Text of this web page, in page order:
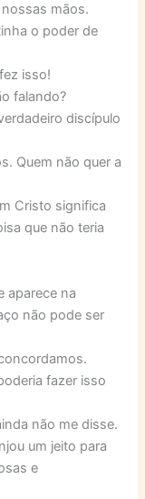
mãos.
o poder de
isso!
falando?
discípulo
Quem não quer a
Cristo significa
que não teria
aparece na
não pode ser
fazer isso
não me disse.
um jeito para
e